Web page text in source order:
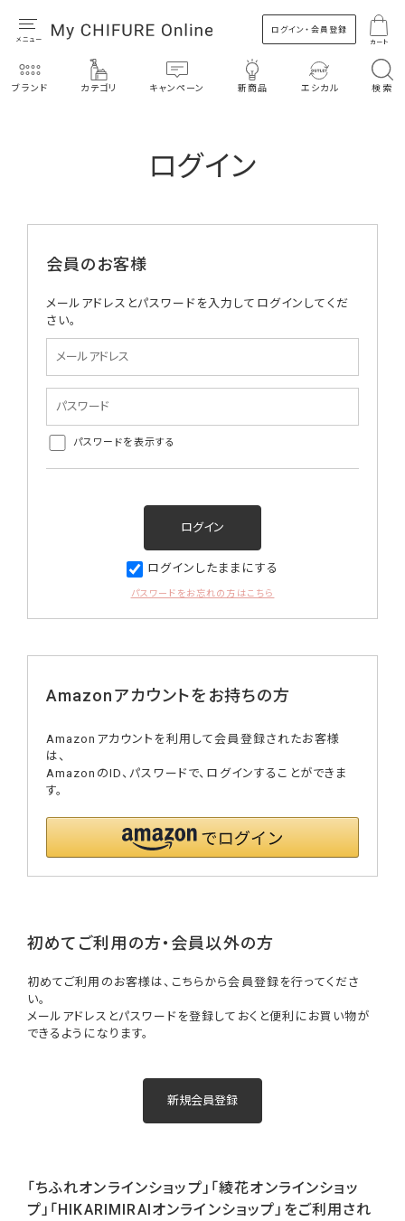
ログイン・会員登録
カート
ブランド カテゴリ キャンペーン 新商品 エシカル 検索
ログイン
会員のお客様
メールアドレスとパスワードを入力してログインしてくだ
さい。
パスワードを表示する
ログインしたままにする
パスワードをお忘れの方はこちら
Amazonアカウントをお持ちの方
Amazonアカウントを利用して会員登録されたお客様
は、
AmazonのID、パスワードで、ログインすることができま
す。
初めてご利用の方・会員以外の方
初めてご利用のお客様は、こちらから会員登録を行ってくださ
い。
メールアドレスとパスワードを登録しておくと便利にお買い物が
できるようになります。
「ちふれオンラインショップ」「綾花オンラインショッ
プ」「HIKARIMIRAIオンラインショップ」をご利用され